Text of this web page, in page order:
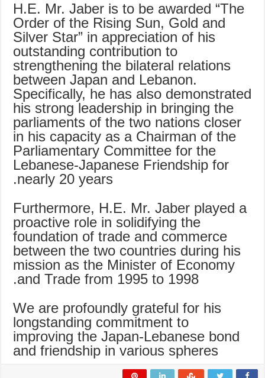
H.E. Mr. Jaber is to be awarded “The
Order of the Rising Sun, Gold and
Silver Star” in appreciation of his
outstanding contribution to
strengthening the bilateral relations
between Japan and Lebanon.
Specifically, he has also demonstrated
his strong leadership in bringing the
parliaments of the two nations closer
in his capacity as a Chairman of the
Parliamentary Committee for the
Lebanese-Japanese Friendship for
nearly 20 years.
Furthermore, H.E. Mr. Jaber played a
proactive role in solidifying the
foundation of trade and commerce
between the two countries during his
mission as the Minister of Economy
and Trade from 1995 to 1998.
We are profoundly grateful for his
longstanding commitment to
improving the Japan-Lebanese bond
and friendship in various spheres